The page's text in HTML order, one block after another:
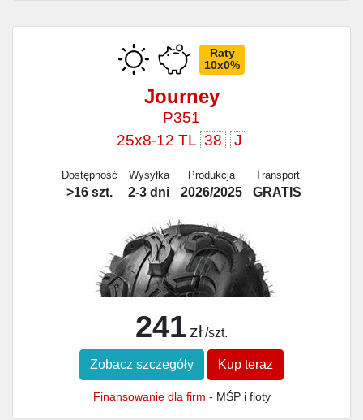
Raty
10x0%
Journey
P351
25x8-12 TL 38 J
Dostępność
>16 szt.
Wysyłka
2-3 dni
Produkcja
2026/2025
Transport
GRATIS
241 zł /szt.
Zobacz szczegóły Kup teraz
Finansowanie dla firm - MŚP i floty